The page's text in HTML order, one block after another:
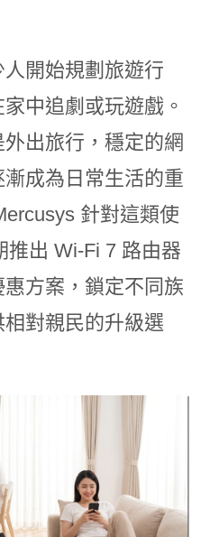
開始規劃旅遊行
中追劇或玩遊戲。
出旅行，穩定的網
成為日常生活的重
針對這類使
推出 Wi-Fi 7 路由器
方案，鎖定不同族
對親民的升級選